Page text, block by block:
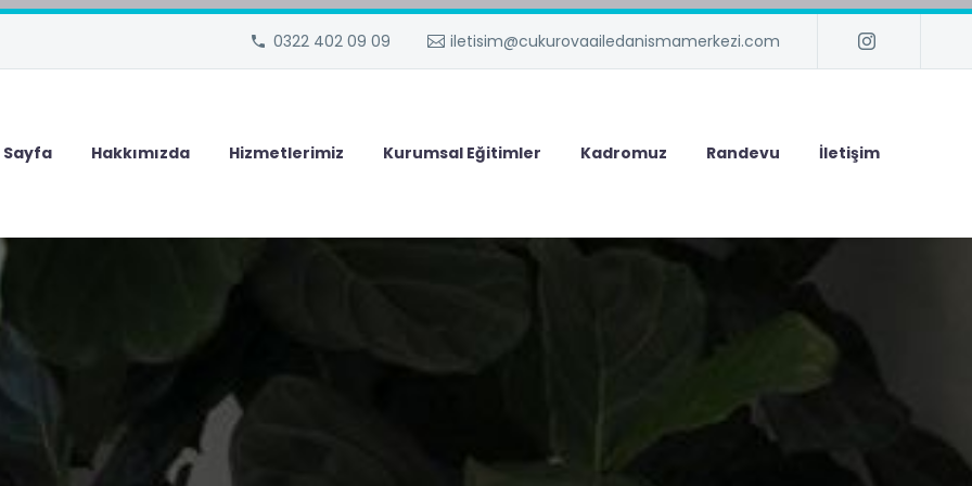
0322 402 09 09 iletisim@cukurovaailedanismamerkezi.com
Sayfa Hakkımızda Hizmetlerimiz Kurumsal Eğitimler Kadromuz Randevu İletişim